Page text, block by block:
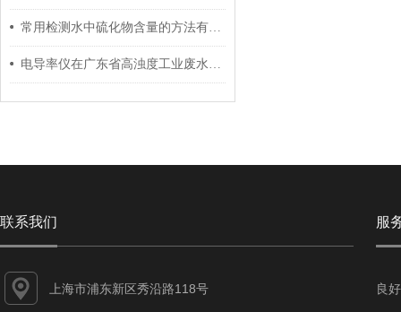
常用检测水中硫化物含量的方法有几种？
电导率仪在广东省高浊度工业废水处理中的技术实证
联系我们
上海市浦东新区秀沿路118号
服
良